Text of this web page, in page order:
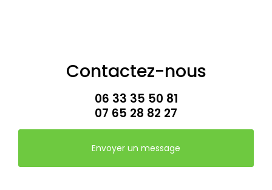
Contactez-nous
06 33 35 50 81
07 65 28 82 27
Envoyer un message